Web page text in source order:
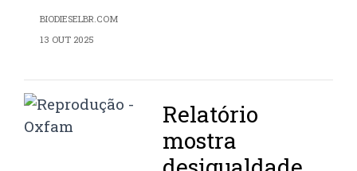
BIODIESELBR.COM
13 OUT 2025
Relatório
mostra